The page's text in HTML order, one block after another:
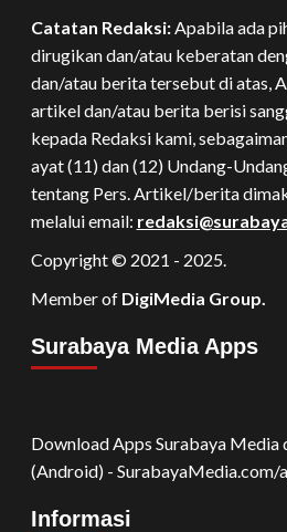
Catatan Redaksi:Apabila ada
dirugikan dan/atau keberatan
dan/atau berita tersebut di atas,
artikel dan/atau berita berisi
kepada Redaksi kami,
ayat (11) dan (12) Undang-
tentang Pers. Artikel/berita
melalui email:
Copyright © 2021 - 2025.
Member of DigiMedia Group.
Surabaya Media Apps
Download Apps Surabaya Media
(Android) - SurabayaMedia.com/
Informasi